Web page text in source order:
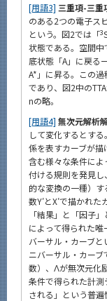
[用語3] 三重項-三重
のある2つの電子ス
という。図2では「3
状態である。空間中
底状態「A」に戻る
A*」に昇る。この過
であり、図2中の
nの略。
[用語4] 無次元解析
して変化するとす
係を表すカーブが
含む様々な条件に
付ける規則を発見
的な変換の一種）
数Y′とX′で描かれ
「結果」と「因子
によって得られた
バーサル・カーブ
ニバーサル・カー
数）、Λが無次元化
条件で得られた計
される」という普遍